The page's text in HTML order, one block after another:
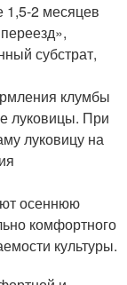
1,5-2 месяцев
субстрат,
клумбы
луковицы. При
луковицу на
осеннюю
комфортного
культуры.